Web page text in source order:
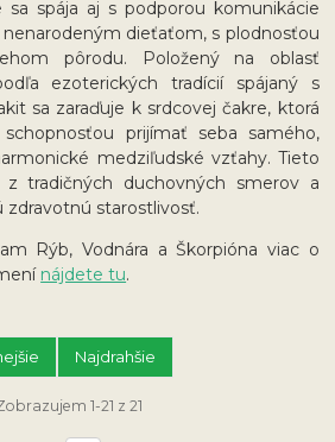
sa spája aj s podporou komunikácie
dieťaťom, s plodnosťou
pôrodu. Položený na oblasť
ezoterických tradícií spájaný s
sa zaraďuje k srdcovej čakre, ktorá
prijímať seba samého,
medziľudské vzťahy. Tieto
z tradičných duchovných smerov a
zdravotnú starostlivosť.
Rýb, Vodnára a Škorpióna viac o
nájdete tu.
Najdrahšie
1-21 z 21